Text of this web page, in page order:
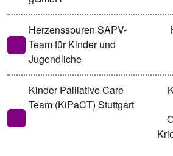
Herzensspuren SAPV-
Team für Kinder und
Jugendliche
Kinder Palliative Care
Team (KiPaCT) Stuttgart